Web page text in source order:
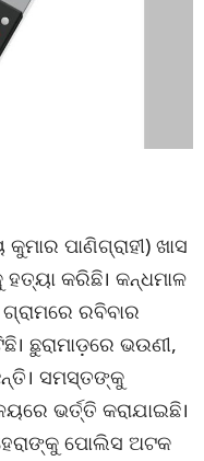
ପାଣିଗ୍ରାହୀ) ଖାସ
ହତ୍ୟା କରିଛି। କନ୍ଧମାଳ
ରବିବାର
ଛୁରାମାଡ଼ରେ ଭଉଣୀ,
ସମସ୍ତଙ୍କୁ
ଭର୍ତ୍ତି କରାଯାଇଛି।
ପୋଲିସ ଅଟକ